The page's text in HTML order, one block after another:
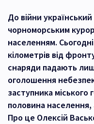
До війни
чорноморським
населенням.
кілометрів від
снаряди падають
оголошення
заступника міського
половина
Про це Олексій